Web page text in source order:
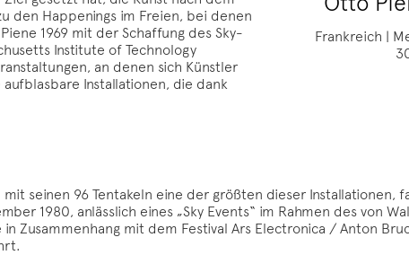
den Happenings im Freien, bei denen
1969 mit der Schaffung des Sky-
Institute of Technology
an denen sich Künstler
Installationen, die dank
Frankreich |
seinen 96 Tentakeln eine der größten dieser Installationen,
1980, anlässlich eines „Sky Events“ im Rahmen des von
Zusammenhang mit dem Festival Ars Electronica / Anton